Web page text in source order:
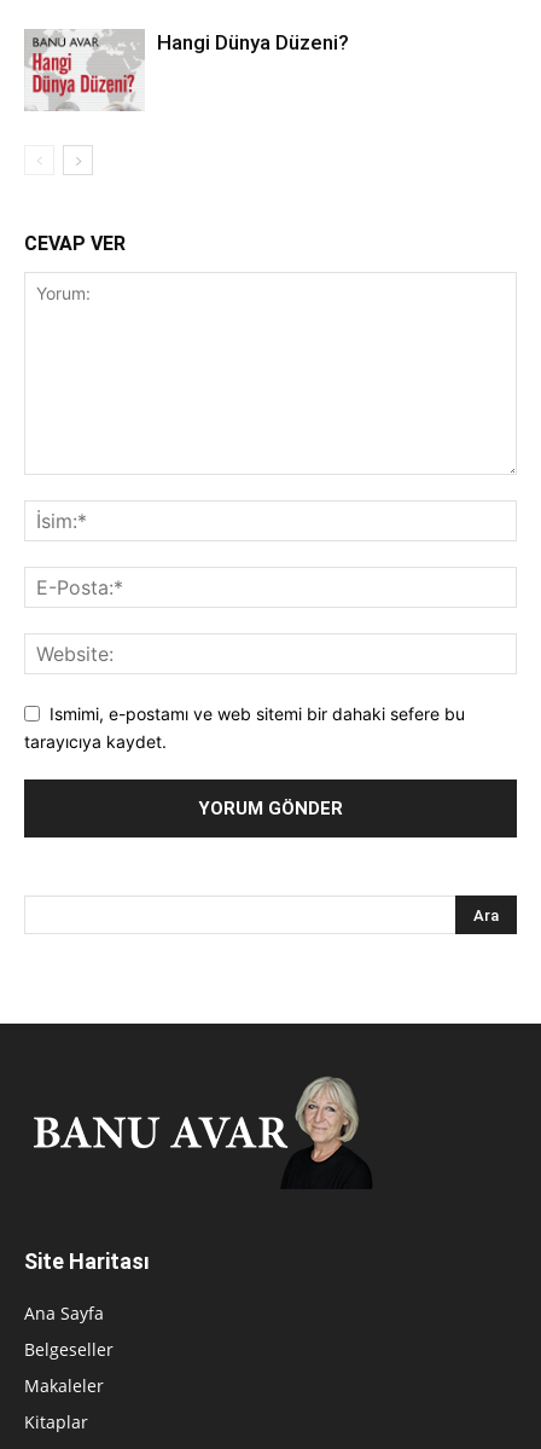
Hangi Dünya Düzeni?
CEVAP VER
Ismimi, e-postamı ve web sitemi bir dahaki sefere bu
tarayıcıya kaydet.
Site Haritası
Ana Sayfa
Belgeseller
Makaleler
Kitaplar